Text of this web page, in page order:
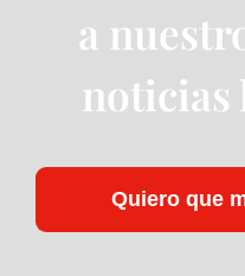
a
noticias
Quiero que